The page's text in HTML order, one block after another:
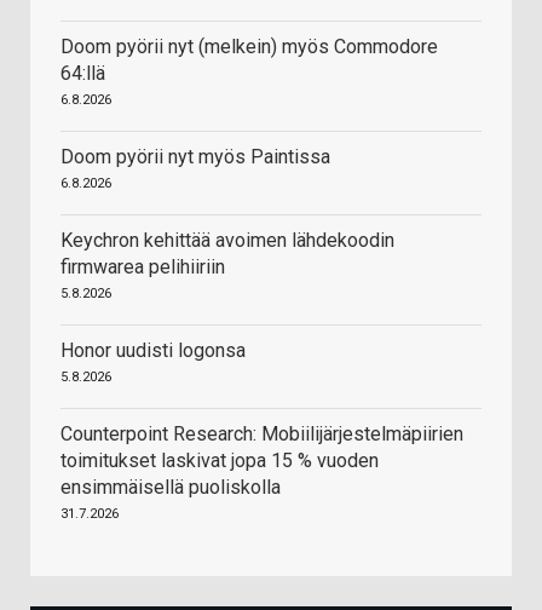
Doom pyörii nyt (melkein) myös Commodore
64:llä
6.8.2026
Doom pyörii nyt myös Paintissa
6.8.2026
Keychron kehittää avoimen lähdekoodin
firmwarea pelihiiriin
5.8.2026
Honor uudisti logonsa
5.8.2026
Counterpoint Research: Mobiilijärjestelmäpiirien
toimitukset laskivat jopa 15 % vuoden
ensimmäisellä puoliskolla
31.7.2026